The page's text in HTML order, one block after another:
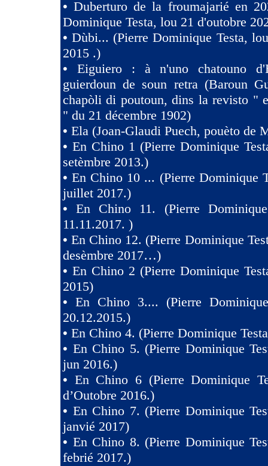
•Duberturo de la froumajarié en
Dominique Testa, lou 21 d'outobre
•Dùbi... (Pierre Dominique Testa,
2015 .)
• Eiguiero : à n'uno chatouno
guierdoun de soun retra (Baroun
chapòli di poutoun, dins la revisto "
" du 21 décembre 1902)
• Ela (Joan-Glaudi Puech, pouèto de
• En Chino 1 (Pierre Dominique
setèmbre 2013.)
•En Chino 10 ... (Pierre Dominique
juillet 2017.)
•En Chino 11. (Pierre
11.11.2017. )
•En Chino 12. (Pierre Dominique
desèmbre 2017…)
• En Chino 2 (Pierre Dominique
2015)
• En Chino 3.... (Pierre
20.12.2015.)
• En Chino 4. (Pierre Dominique
• En Chino 5. (Pierre Dominique
jun 2016.)
• En Chino 6 (Pierre Dominique
d’Outobre 2016.)
• En Chino 7. (Pierre Dominique
janvié 2017)
• En Chino 8. (Pierre Dominique
febrié 2017.)